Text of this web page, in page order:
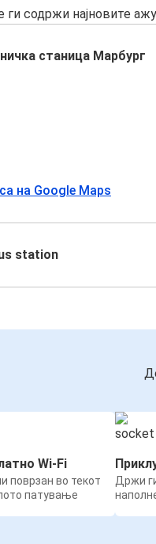
ги содржи најновите
станица Марбург
на Google Maps
station
Wi-Fi
поврзан во текот
патување
Држи